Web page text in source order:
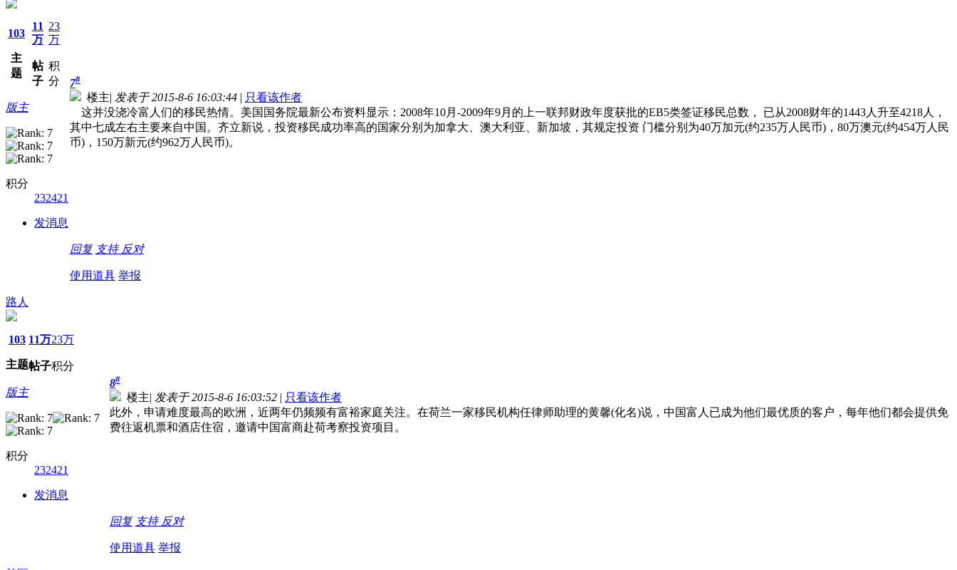
103
主
题
11
万
帖
子
23
万
积
分
版主
积分
232421
发消息
7#
楼主| 发表于 2015-8-6 16:03:44 | 只看该作者
这并没浇冷富人们的移民热情。美国国务院最新公布资料显示：2008年10月-2009年9月的上一联邦财政年度获批的EB5类签证移民总数， 已从2008财年的1443人升至4218人，
其中七成左右主要来自中国。齐立新说，投资移民成功率高的国家分别为加拿大、澳大利亚、新加坡，其规定投资 门槛分别为40万加元(约235万人民币)，80万澳元(约454万人民
币)，150万新元(约962万人民币)。
回复 支持 反对
使用道具 举报
路人
103
主题
11万
帖子
23万
积分
版主
积分
232421
发消息
8#
楼主| 发表于 2015-8-6 16:03:52 | 只看该作者
此外，申请难度最高的欧洲，近两年仍频频有富裕家庭关注。在荷兰一家移民机构任律师助理的黄馨(化名)说，中国富人已成为他们最优质的客户，每年他们都会提供免
费往返机票和酒店住宿，邀请中国富商赴荷考察投资项目。
回复 支持 反对
使用道具 举报